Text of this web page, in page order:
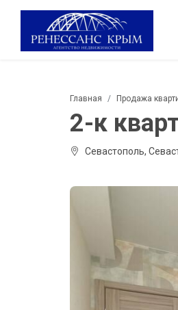
Главная Продажа
2-к
Севастополь,